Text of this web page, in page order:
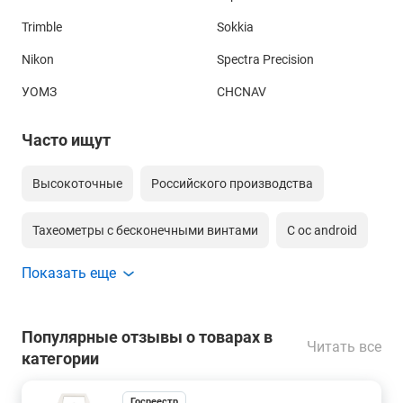
Trimble Sokkia
Nikon Spectra Precision
УОМЗ CHCNAV
Часто ищут
Высокоточные Российского производства
Тахеометры с бесконечными винтами С ос android
С оптическим центриром
Сканирующий по сетке тахеометр
Показать еще
Популярные отзывы о товарах в
категории
Читать все